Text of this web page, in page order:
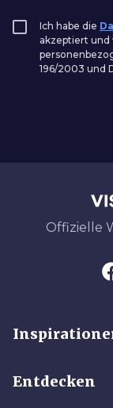
Ich habe die
akzeptiert
196/2003 und
Offizielle
Entdecken